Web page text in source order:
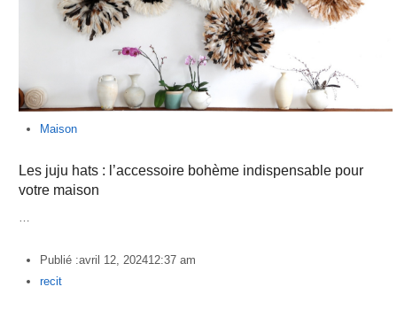
Maison
Les juju hats : l’accessoire bohème indispensable pour
votre maison
Publié :avril 12, 202412:37 am
Author
recit